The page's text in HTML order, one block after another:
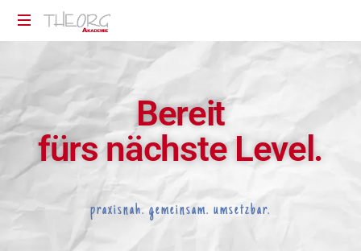
Bereit
fürs nächste Level.
praxisnah. gemeinsam. umsetzbar.